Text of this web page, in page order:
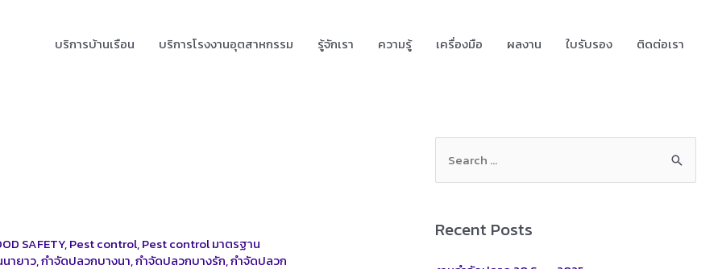
บริการบ้านเรือน บริการโรงงานอุตสาหกรรม รู้จักเรา ความรู้ เครื่องมือ ผลงาน ใบรับรอง ติดต่อเรา
SAFETY,Pest control,Pest control มาตรฐาน
ายาว,กำจัดปลวกบางนา,กำจัดปลวกบางรัก,กำจัดปลวก
rRecent Posts